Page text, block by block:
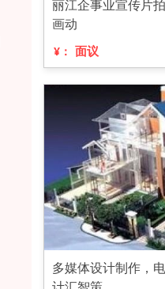
丽江企事业宣传片
画动
¥： 面议
多媒体设计制作，